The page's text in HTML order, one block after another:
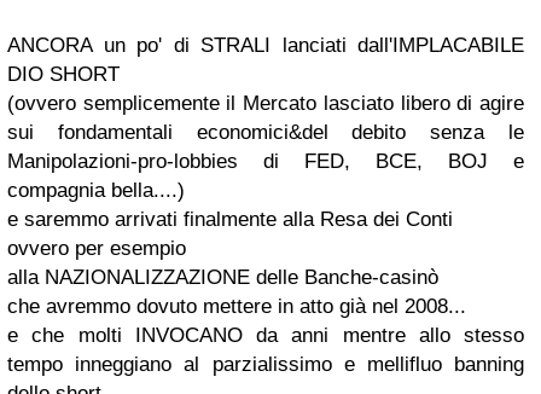
ANCORA un po' di STRALI lanciati dall'IMPLACABILE
DIO SHORT
(ovvero semplicemente il Mercato lasciato libero di agire
sui fondamentali economici&del debito senza le
Manipolazioni-pro-lobbies di FED, BCE, BOJ e
compagnia bella....)
e saremmo arrivati finalmente allaResa dei Conti
ovvero per esempio
alla NAZIONALIZZAZIONE delle Banche-casinò
che avremmo dovuto mettere in atto già nel 2008...
e che molti INVOCANO da anni mentre allo stesso
tempo inneggiano al parzialissimo e mellifluo banning